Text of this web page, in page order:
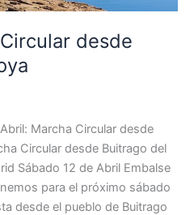
desde
Marcha Circular desde
Circular desde Buitrago del
Sábado 12 de Abril Embalse
para el próximo sábado
desde el pueblo de Buitrago